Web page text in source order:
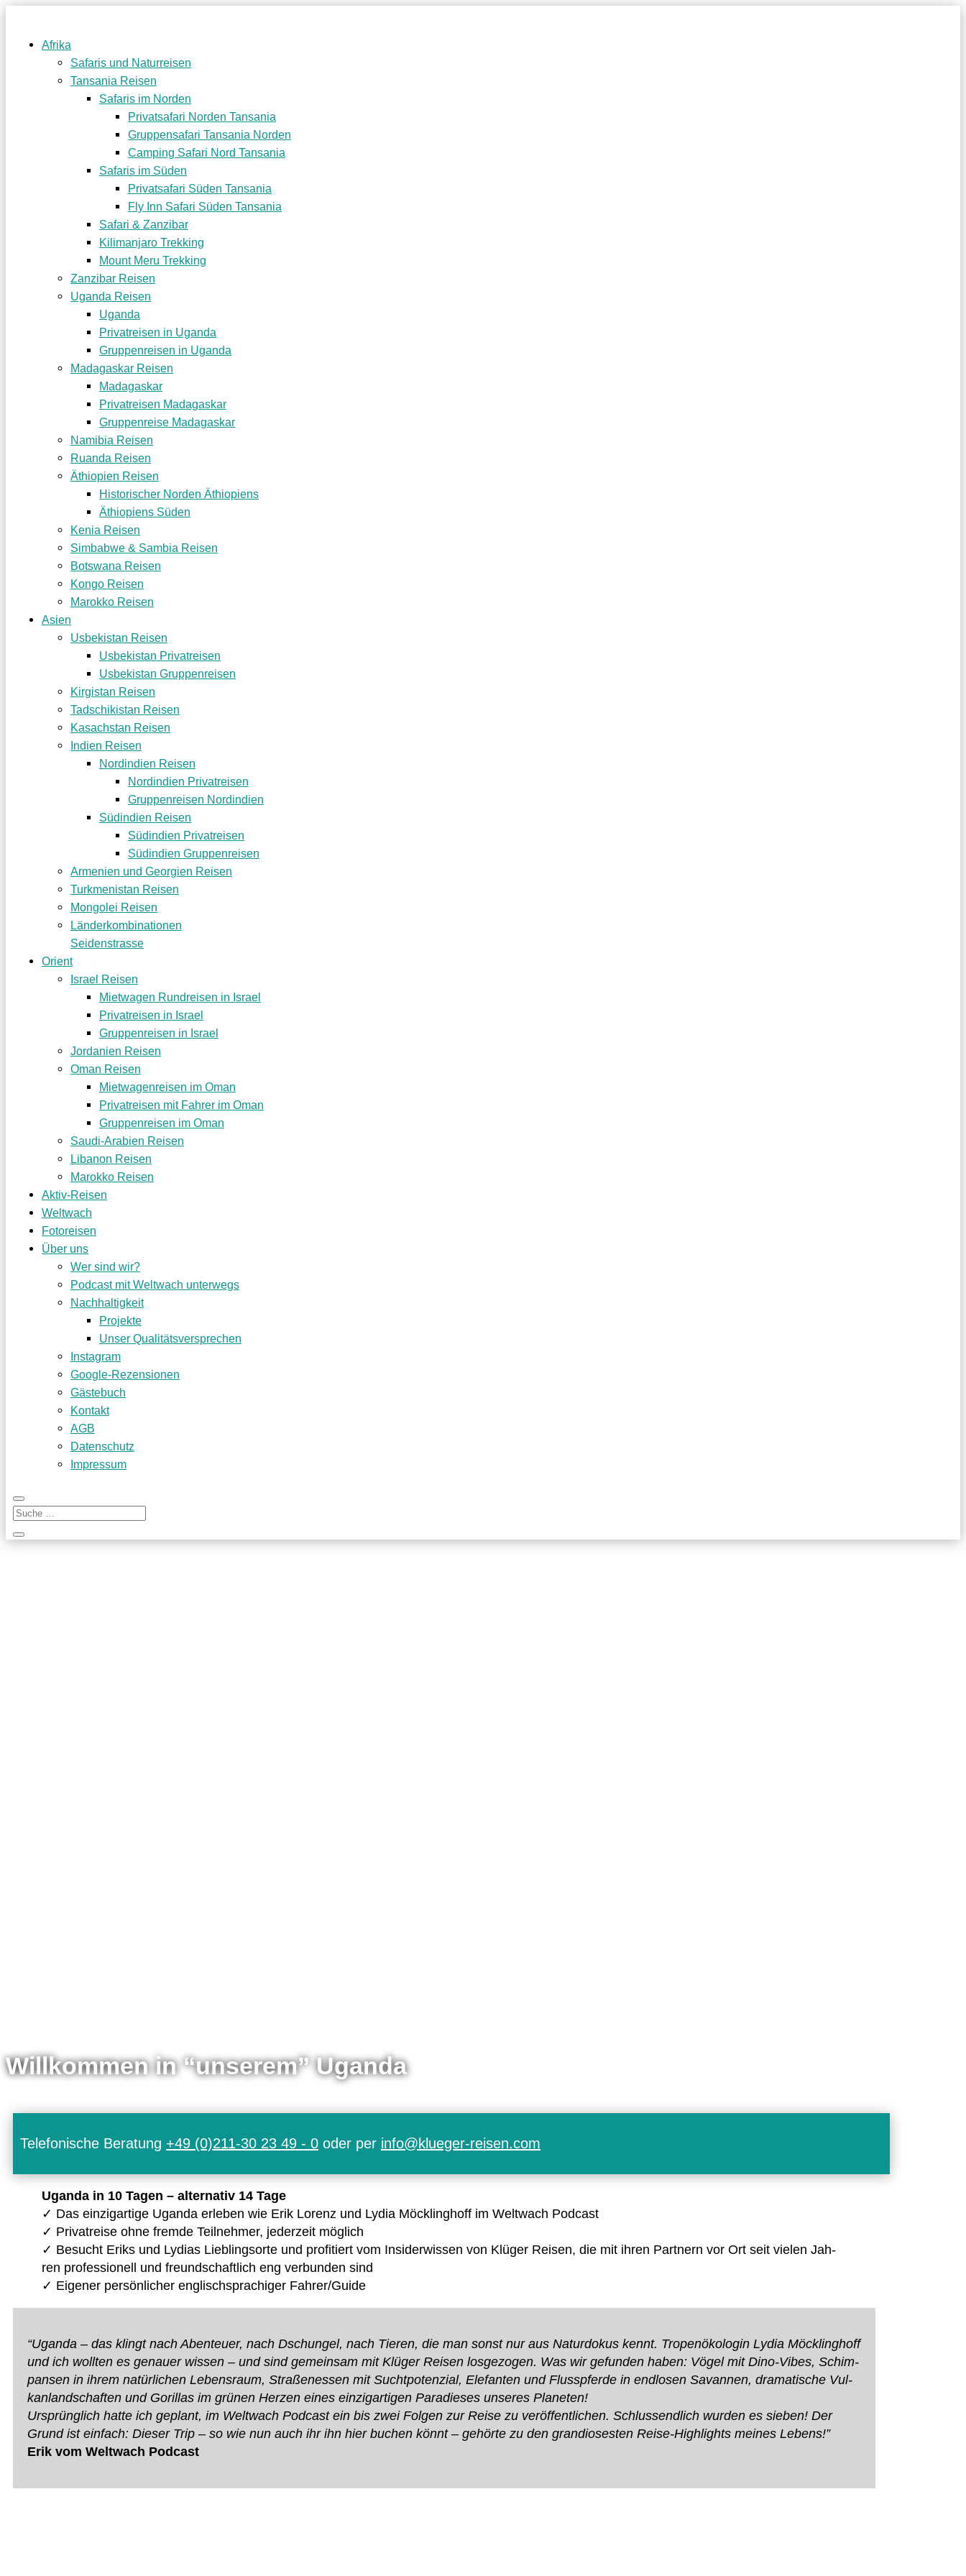
Afrika
Safaris und Naturreisen
Tansania Reisen
Safaris im Norden
Privatsafari Norden Tansania
Gruppensafari Tansania Norden
Camping Safari Nord Tansania
Safaris im Süden
Privatsafari Süden Tansania
Fly Inn Safari Süden Tansania
Safari & Zanzibar
Kilimanjaro Trekking
Mount Meru Trekking
Zanzibar Reisen
Uganda Reisen
Uganda
Privatreisen in Uganda
Gruppenreisen in Uganda
Madagaskar Reisen
Madagaskar
Privatreisen Madagaskar
Gruppenreise Madagaskar
Namibia Reisen
Ruanda Reisen
Äthiopien Reisen
Historischer Norden Äthiopiens
Äthiopiens Süden
Kenia Reisen
Simbabwe & Sambia Reisen
Botswana Reisen
Kongo Reisen
Marokko Reisen
Asien
Usbekistan Reisen
Usbekistan Privatreisen
Usbekistan Gruppenreisen
Kirgistan Reisen
Tadschikistan Reisen
Kasachstan Reisen
Indien Reisen
Nordindien Reisen
Nordindien Privatreisen
Gruppenreisen Nordindien
Südindien Reisen
Südindien Privatreisen
Südindien Gruppenreisen
Armenien und Georgien Reisen
Turkmenistan Reisen
Mongolei Reisen
Länderkombinationen
Seidenstrasse
Orient
Israel Reisen
Mietwagen Rundreisen in Israel
Privatreisen in Israel
Gruppenreisen in Israel
Jordanien Reisen
Oman Reisen
Mietwagenreisen im Oman
Privatreisen mit Fahrer im Oman
Gruppenreisen im Oman
Saudi-Arabien Reisen
Libanon Reisen
Marokko Reisen
Aktiv-Reisen
Weltwach
Fotoreisen
Über uns
Wer sind wir?
Podcast mit Weltwach unterwegs
Nachhaltigkeit
Projekte
Unser Qualitätsversprechen
Instagram
Google-Rezensionen
Gästebuch
Kontakt
AGB
Datenschutz
Impressum
Willkommen in “unserem” Uganda
Telefonische Beratung +49 (0)211-30 23 49 - 0 oder per info@klueger-reisen.com
Uganda in 10 Tagen – alter­na­tiv 14 Tage
✓ Das ein­zig­ar­tige Uganda erle­ben wie Erik Lorenz und Lydia Möck­ling­hoff im Welt­wach Pod­cast
✓ Pri­vat­reise ohne fremde Teil­neh­mer, jeder­zeit mög­lich
✓ Besucht Eriks und Lydias Lieb­lings­orte und pro­fi­tiert vom Insi­der­wis­sen von Klü­ger Rei­sen, die mit ihren Part­nern vor Ort seit vie­len Jah­
ren pro­fes­sio­nell und freund­schaft­lich eng ver­bun­den sind
✓ Eige­ner per­sön­li­cher eng­lisch­spra­chi­ger Fahrer/Guide
“Uganda – das klingt nach Aben­teuer, nach Dschun­gel, nach Tie­ren, die man sonst nur aus Natur­do­kus kennt. Tro­pen­öko­lo­gin Lydia Möck­ling­hoff
und ich woll­ten es genauer wis­sen – und sind gemein­sam mit Klü­ger Rei­sen los­ge­zo­gen. Was wir gefun­den haben: Vögel mit Dino-Vibes, Schim­
pan­sen in ihrem natür­li­chen Lebens­raum, Stra­ßen­es­sen mit Sucht­po­ten­zial, Ele­fan­ten und Fluss­pferde in end­lo­sen Savan­nen, dra­ma­ti­sche Vul­
kan­land­schaf­ten und Goril­las im grü­nen Her­zen eines ein­zig­ar­ti­gen Para­die­ses unse­res Pla­ne­ten!
Ursprüng­lich hatte ich geplant, im Welt­wach Pod­cast ein bis zwei Fol­gen zur Reise zu ver­öf­fent­li­chen. Schluss­end­lich wur­den es sie­ben! Der
Grund ist ein­fach: Die­ser Trip – so wie nun auch ihr ihn hier buchen könnt – gehörte zu den gran­dio­ses­ten Reise-High­lights mei­nes Lebens!”
Erik vom Welt­wach Podcast